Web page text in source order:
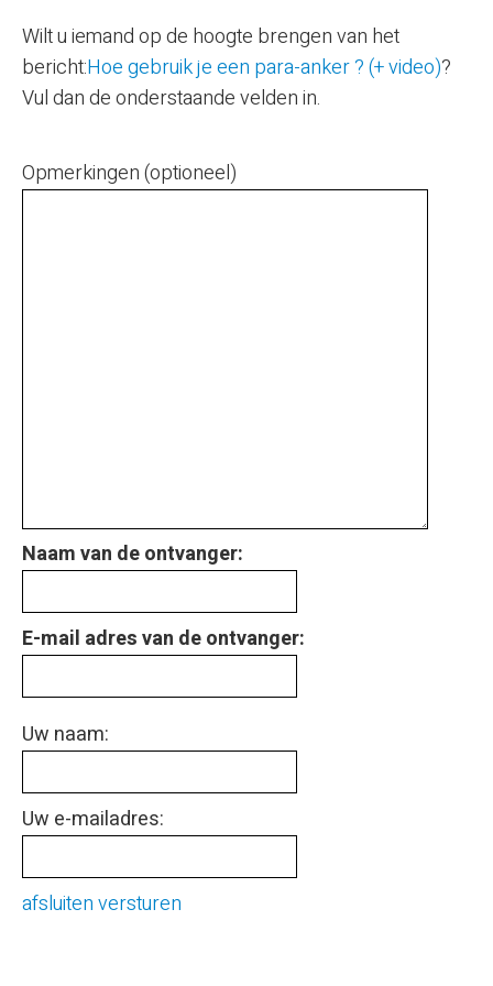
Wilt u iemand op de hoogte brengen van het
bericht:Hoe gebruik je een para-anker ? (+ video)?
Vul dan de onderstaande velden in.
Opmerkingen (optioneel)
Naam van de ontvanger:
E-mail adres van de ontvanger:
Uw naam:
Uw e-mailadres:
afsluitenversturen